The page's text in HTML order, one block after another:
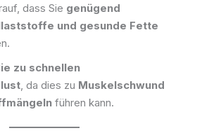
dass Sie genügend
und gesunde Fette
zu schnellen
, da dies zu Muskelschwund
führen kann.